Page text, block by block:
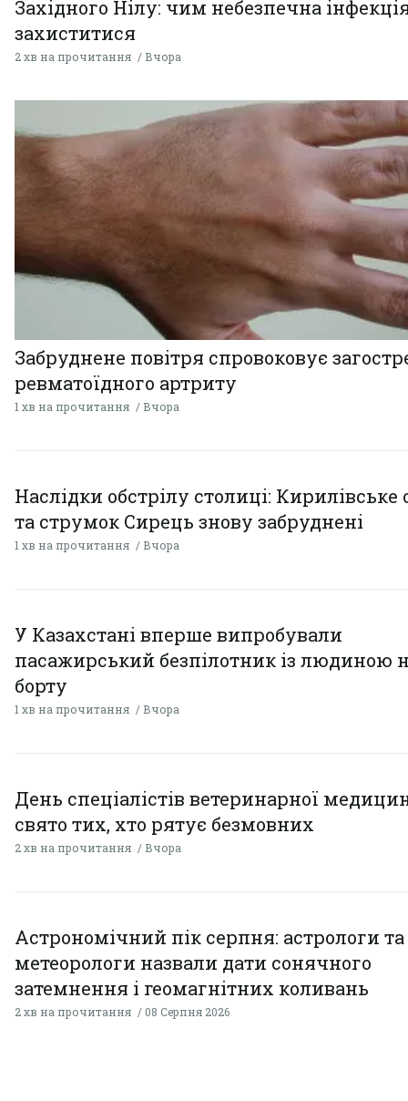
Західного Нілу: чим небезпечна
захиститися
2 хв на прочитання Вчора
Забруднене повітря спровоковує
ревматоїдного артриту
1 хв на прочитання Вчора
Наслідки обстрілу столиці: Кирилівське
та струмок Сирець знову забруднені
1 хв на прочитання Вчора
У Казахстані вперше випробували
пасажирський безпілотник із людиною
борту
1 хв на прочитання Вчора
День спеціалістів ветеринарної
свято тих, хто рятує безмовних
2 хв на прочитання Вчора
Астрономічний пік серпня: астрологи та
метеорологи назвали дати сонячного
затемнення і геомагнітних коливань
2 хв на прочитання 08 Серпня 2026